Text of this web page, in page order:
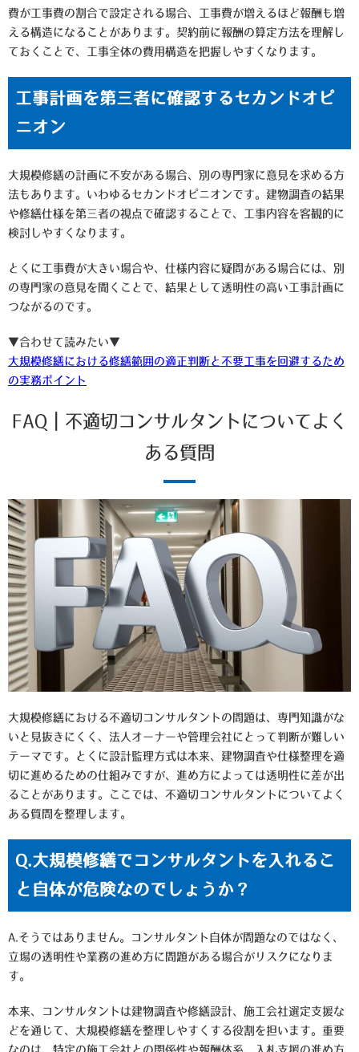
費が工事費の割合で設定される場合、工事費が増えるほど報酬も増
える構造になることがあります。契約前に報酬の算定方法を理解し
ておくことで、工事全体の費用構造を把握しやすくなります。
工事計画を第三者に確認するセカンドオピ
ニオン
大規模修繕の計画に不安がある場合、別の専門家に意見を求める方
法もあります。いわゆるセカンドオピニオンです。建物調査の結果
や修繕仕様を第三者の視点で確認することで、工事内容を客観的に
検討しやすくなります。
とくに工事費が大きい場合や、仕様内容に疑問がある場合には、別
の専門家の意見を聞くことで、結果として透明性の高い工事計画に
つながるのです。
▼合わせて読みたい▼
大規模修繕における修繕範囲の適正判断と不要工事を回避するため
の実務ポイント
FAQ｜不適切コンサルタントについてよく
ある質問
大規模修繕における不適切コンサルタントの問題は、専門知識がな
いと見抜きにくく、法人オーナーや管理会社にとって判断が難しい
テーマです。とくに設計監理方式は本来、建物調査や仕様整理を適
切に進めるための仕組みですが、進め方によっては透明性に差が出
ることがあります。ここでは、不適切コンサルタントについてよく
ある質問を整理します。
Q.大規模修繕でコンサルタントを入れるこ
と自体が危険なのでしょうか？
A.そうではありません。コンサルタント自体が問題なのではなく、
立場の透明性や業務の進め方に問題がある場合がリスクになりま
す。
本来、コンサルタントは建物調査や修繕設計、施工会社選定支援な
どを通じて、大規模修繕を整理しやすくする役割を担います。重要